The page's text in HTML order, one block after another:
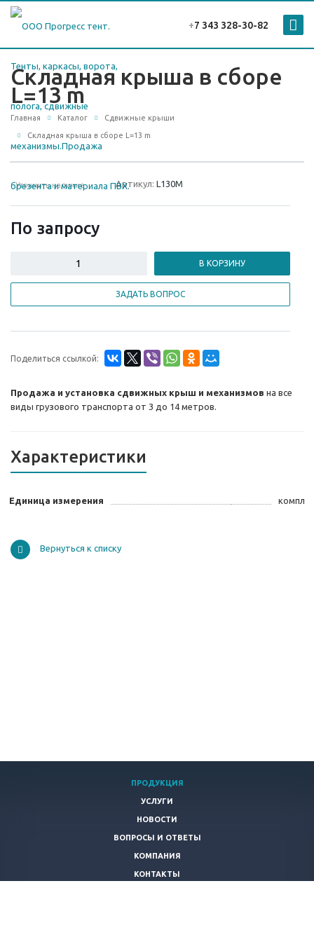
+7 343 328-30-82
Складная крыша в сборе
L=13 m
Главная Каталог Сдвижные крыши
Складная крыша в сборе L=13 m
Уточнить наличие Артикул:L130M
По запросу
В КОРЗИНУ
ЗАДАТЬ ВОПРОС
Поделиться ссылкой:
Продажа и установка сдвижных крыш и механизмов на все
виды грузового транспорта от 3 до 14 метров.
Характеристики
Единица измерения компл
Вернуться к списку
ПРОДУКЦИЯ
УСЛУГИ
НОВОСТИ
ВОПРОСЫ И ОТВЕТЫ
КОМПАНИЯ
КОНТАКТЫ